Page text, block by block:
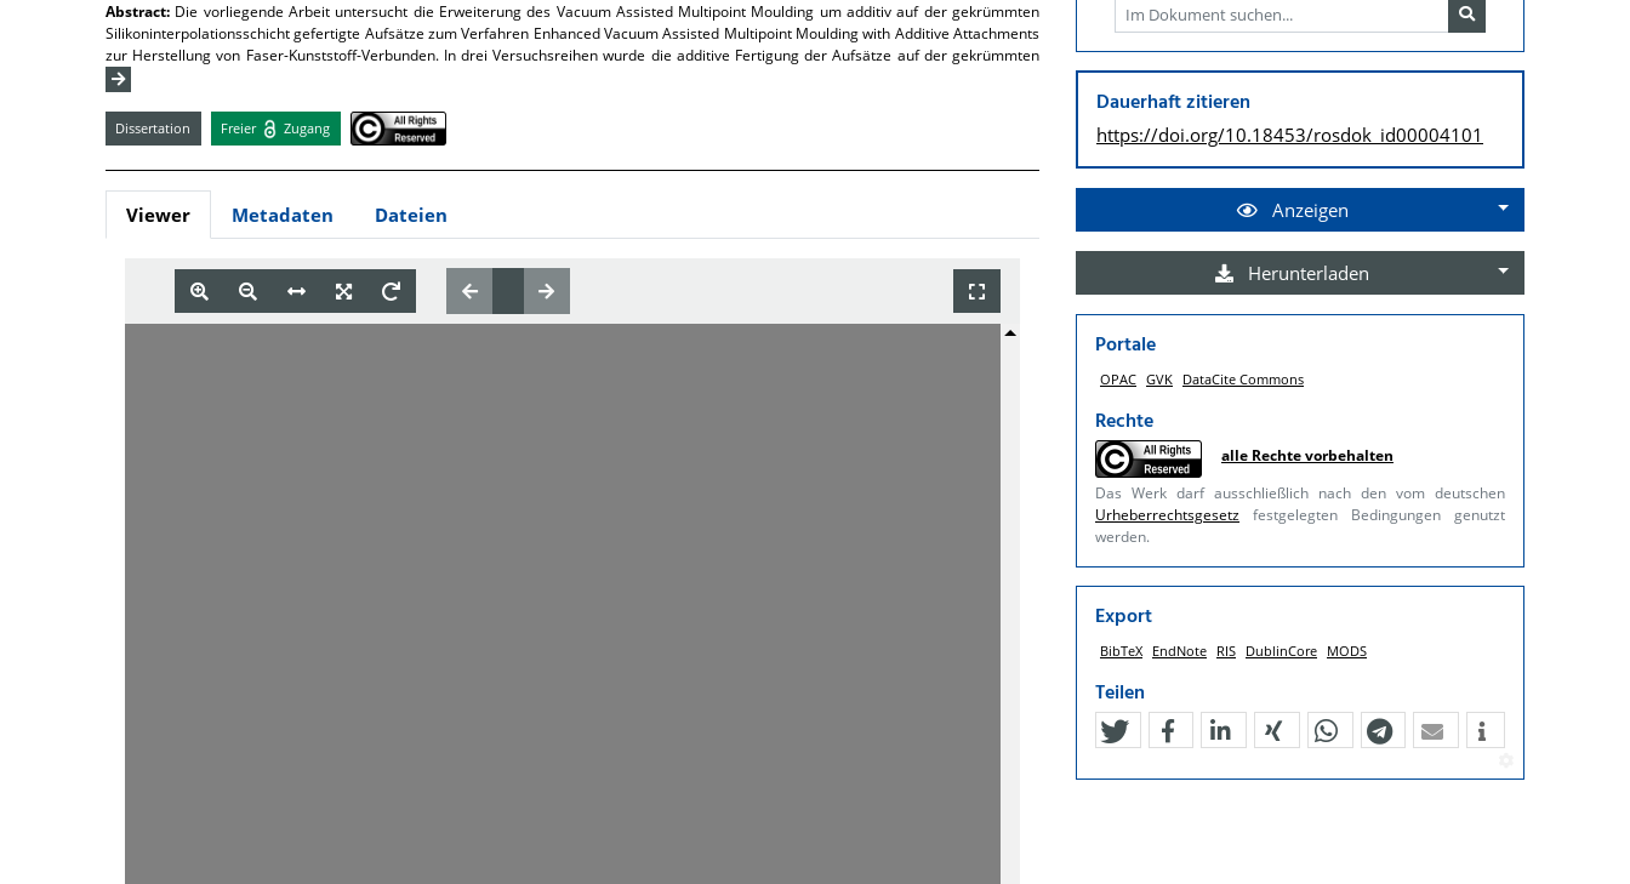
Abstract: Die vorliegende Arbeit untersucht die Erweiterung des Vacuum Assisted Multipoint Moulding um additiv auf der gekrümmten
Silikoninterpolationsschicht gefertigte Aufsätze zum Verfahren Enhanced Vacuum Assisted Multipoint Moulding with Additive Attachments
zur Herstellung von Faser-Kunststoff-Verbunden. In drei Versuchsreihen wurde die additive Fertigung der Aufsätze auf der gekrümmten
Dissertation Freier Zugang
Viewer Metadaten Dateien
Dauerhaft zitieren
https://doi.org/10.18453/rosdok_id00004101
Anzeigen
Herunterladen
Portale
OPAC GVK DataCite Commons
Rechte
alle Rechte vorbehalten
Das Werk darf ausschließlich nach den vom deutschen
Urheberrechtsgesetz festgelegten Bedingungen genutzt
werden.
Export
BibTeX EndNote RIS DublinCore MODS
Teilen